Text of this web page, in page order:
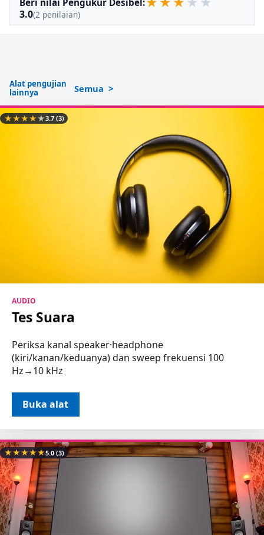
3.0(2 penilaian)
Alat pengujian
lainnya
Semua
★★★★★3.7(3)
AUDIO
Tes Suara
Periksa kanal speaker·headphone
(kiri/kanan/keduanya) dan sweep frekuensi 100
Hz→10 kHz
Buka alat
★★★★★5.0(3)